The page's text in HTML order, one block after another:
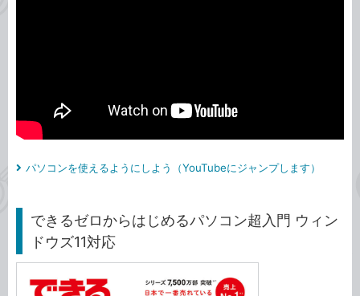
パソコンを使えるようにしよう（YouTubeにジャンプします）
できるゼロからはじめるパソコン超入門 ウィン
ドウズ11対応